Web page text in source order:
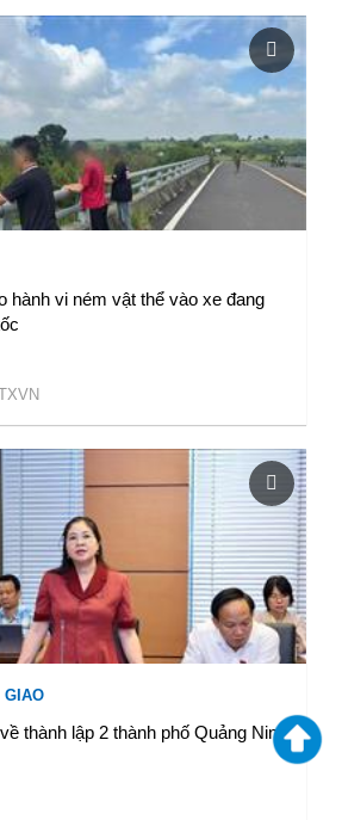
hành vi ném vật thể vào xe đang
GIAO
thành lập 2 thành phố Quảng Ninh